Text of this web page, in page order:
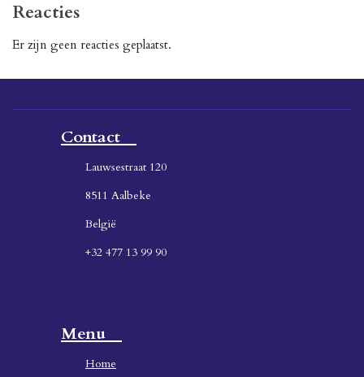
Reacties
Er zijn geen reacties geplaatst.
Contact
Lauwsestraat 120
8511 Aalbeke
België
+32 477 13 99 90
Menu
Home